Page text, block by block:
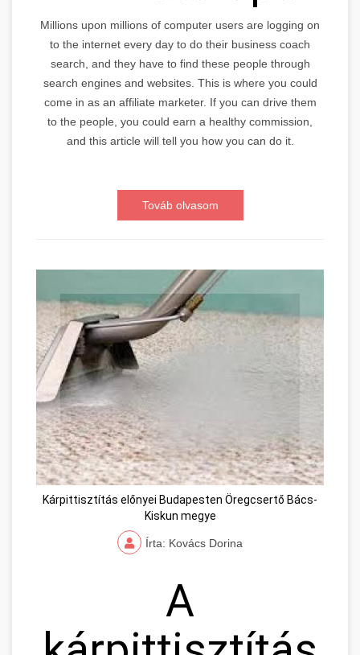
Millions upon millions of computer users are logging on
to the internet every day to do their business coach
search, and they have to find these people through
search engines and websites. This is where you could
come in as an affiliate marketer. If you can drive them
to the people, you could earn a healthy commission,
and this article will tell you how you can do it.
Továb olvasom
Kárpittisztítás előnyei Budapesten Öregcsertő Bács-
Kiskun megye
Írta: Kovács Dorina
A